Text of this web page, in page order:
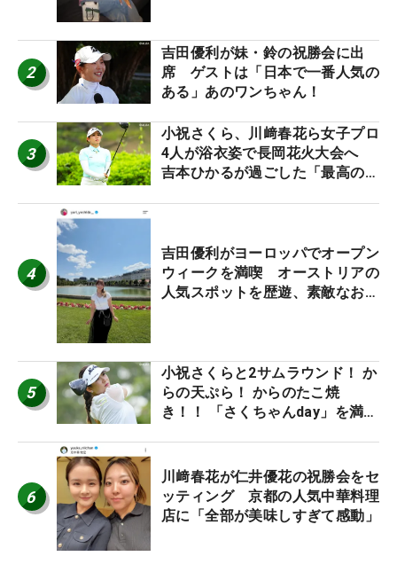
2
吉田優利が妹・鈴の祝勝会に出
席 ゲストは「日本で一番人気の
ある」あのワンちゃん！
3
小祝さくら、川﨑春花ら女子プロ
4人が浴衣姿で長岡花火大会へ
吉本ひかるが過ごした「最高の夏
4
吉田優利がヨーロッパでオープン
ウィークを満喫 オーストリアの
人気スポットを歴遊、素敵なお土
5
小祝さくらと2サムラウンド！ か
らの天ぷら！ からのたこ焼
き！！ 「さくちゃんday」を満喫
6
川﨑春花が仁井優花の祝勝会をセ
ッティング 京都の人気中華料理
店に「全部が美味しすぎて感動」